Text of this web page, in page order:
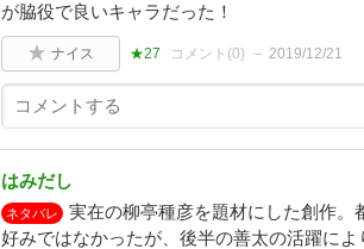
が脇役で良いキャラだった！
ナイス ★27 コメント(0) 2019/12/21
はみだし
ネタバレ
実在の柳亭種彦を題材にした創作。
好みではなかったが、後半の善太の活躍に